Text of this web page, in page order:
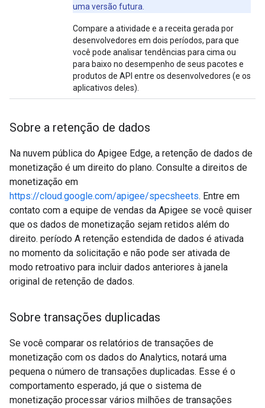
uma versão futura.
Compare a atividade e a receita gerada por
desenvolvedores em dois períodos, para que
você pode analisar tendências para cima ou
para baixo no desempenho de seus pacotes e
produtos de API entre os desenvolvedores (e os
aplicativos deles).
Sobre a retenção de dados
Na nuvem pública do Apigee Edge, a retenção de dados de
monetização é um direito do plano. Consulte a direitos de
monetização em
https://cloud.google.com/apigee/specsheets. Entre em
contato com a equipe de vendas da Apigee se você quiser
que os dados de monetização sejam retidos além do
direito. período A retenção estendida de dados é ativada
no momento da solicitação e não pode ser ativada de
modo retroativo para incluir dados anteriores à janela
original de retenção de dados.
Sobre transações duplicadas
Se você comparar os relatórios de transações de
monetização com os dados do Analytics, notará uma
pequena o número de transações duplicadas. Esse é o
comportamento esperado, já que o sistema de
monetização processar vários milhões de transações